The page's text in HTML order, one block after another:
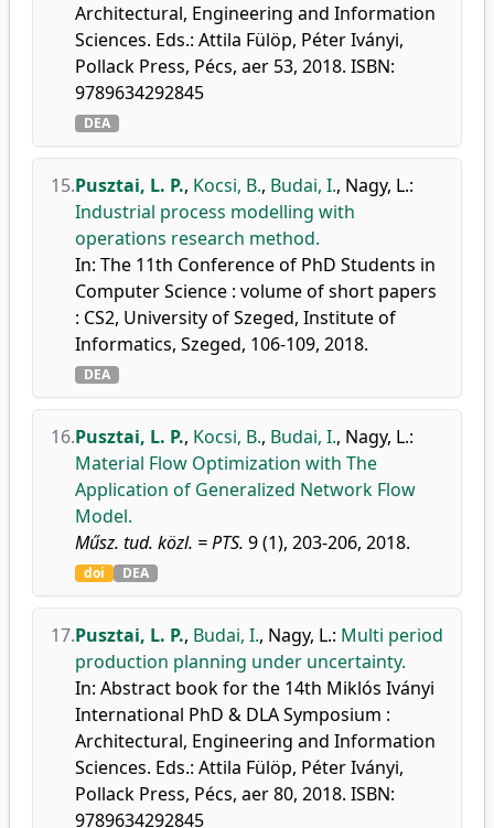
Architectural, Engineering and Information
Sciences. Eds.: Attila Fülöp, Péter Iványi,
Pollack Press, Pécs, aer 53, 2018. ISBN:
9789634292845
DEA
15.Pusztai, L. P., Kocsi, B., Budai, I., Nagy, L.:
Industrial process modelling with
operations research method.
In: The 11th Conference of PhD Students in
Computer Science : volume of short papers
: CS2, University of Szeged, Institute of
Informatics, Szeged, 106-109, 2018.
DEA
16.Pusztai, L. P., Kocsi, B., Budai, I., Nagy, L.:
Material Flow Optimization with The
Application of Generalized Network Flow
Model.
Műsz. tud. közl. = PTS. 9 (1), 203-206, 2018.
doi DEA
17.Pusztai, L. P., Budai, I., Nagy, L.: Multi period
production planning under uncertainty.
In: Abstract book for the 14th Miklós Iványi
International PhD & DLA Symposium :
Architectural, Engineering and Information
Sciences. Eds.: Attila Fülöp, Péter Iványi,
Pollack Press, Pécs, aer 80, 2018. ISBN:
9789634292845